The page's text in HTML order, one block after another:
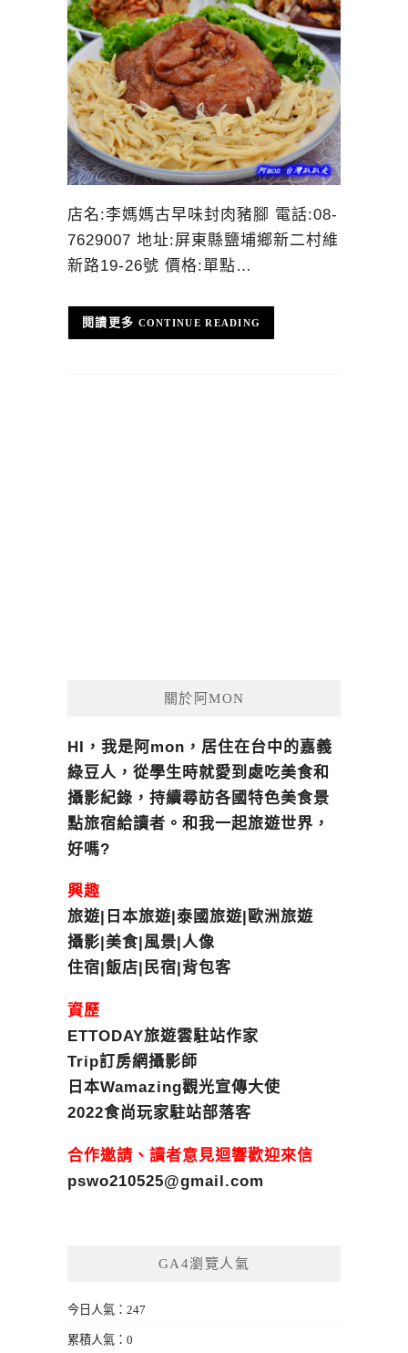
店名:李媽媽古早味封肉豬腳 電話:08-
7629007 地址:屏東縣鹽埔鄉新二村維
新路19-26號 價格:單點…
CONTINUE READING
關於阿MON
HI，我是阿mon，居住在台中的嘉義
綠豆人，從學生時就愛到處吃美食和
攝影紀錄，持續尋訪各國特色美食景
點旅宿給讀者。和我一起旅遊世界，
好嗎?
興趣
旅遊|日本旅遊|泰國旅遊|歐洲旅遊
攝影|美食|風景|人像
住宿|飯店|民宿|背包客
資歷
ETTODAY旅遊雲駐站作家
Trip訂房網攝影師
日本Wamazing觀光宣傳大使
2022食尚玩家駐站部落客
合作邀請、讀者意見迴響歡迎來信
pswo210525@gmail.com
GA4瀏覽人氣
今日人氣：247
累積人氣：0